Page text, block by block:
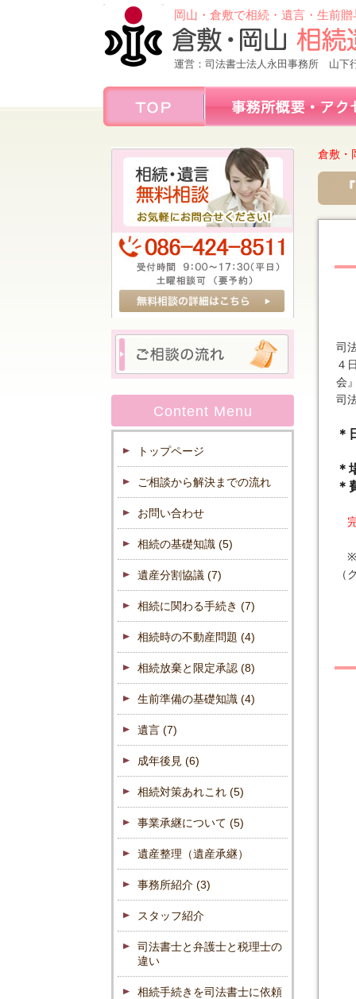
岡山・倉敷で相続・遺言・生前
運営：司法書士法人永田事務所 山下
倉敷・
司
４
会
司
＊
＊
＊
※
（
Content Menu
トップページ
ご相談から解決までの流れ
お問い合わせ
相続の基礎知識 (5)
遺産分割協議 (7)
相続に関わる手続き (7)
相続時の不動産問題 (4)
相続放棄と限定承認 (8)
生前準備の基礎知識 (4)
遺言 (7)
成年後見 (6)
相続対策あれこれ (5)
事業承継について (5)
遺産整理（遺産承継）
事務所紹介 (3)
スタッフ紹介
司法書士と弁護士と税理士の
違い
相続手続きを司法書士に依頼